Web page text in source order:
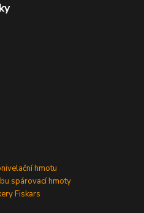
hmotu
spárovací hmoty
Fiskars